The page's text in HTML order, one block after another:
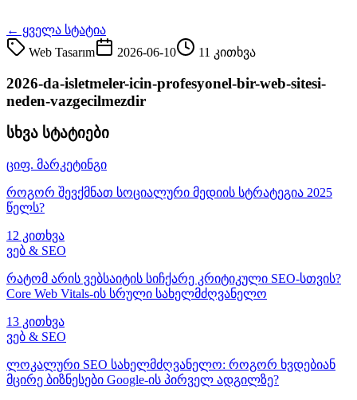
← ყველა სტატია
Web Tasarım
2026-06-10 11 კითხვა
2026-da-isletmeler-icin-profesyonel-bir-web-sitesi-
neden-vazgecilmezdir
სხვა სტატიები
ციფ. მარკეტინგი
როგორ შევქმნათ სოციალური მედიის სტრატეგია 2025
წელს?
12 კითხვა
ვებ & SEO
რატომ არის ვებსაიტის სიჩქარე კრიტიკული SEO-სთვის?
Core Web Vitals-ის სრული სახელმძღვანელო
13 კითხვა
ვებ & SEO
ლოკალური SEO სახელმძღვანელო: როგორ ხვდებიან
მცირე ბიზნესები Google-ის პირველ ადგილზე?